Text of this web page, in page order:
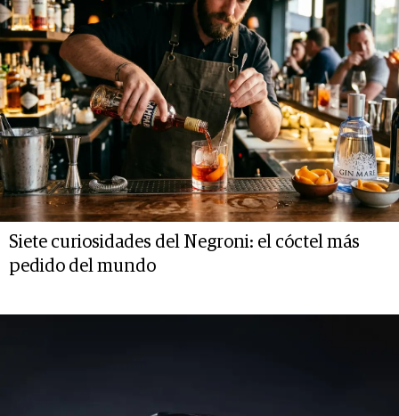
Siete curiosidades del Negroni: el cóctel más
pedido del mundo